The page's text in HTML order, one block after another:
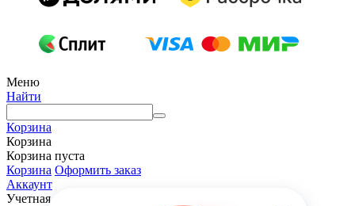
Меню
Найти
Корзина
Корзина
Корзина пуста
Корзина Оформить заказ
Аккаунт
Учетная запись